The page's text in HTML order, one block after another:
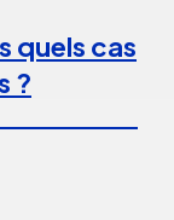
quels cas
?